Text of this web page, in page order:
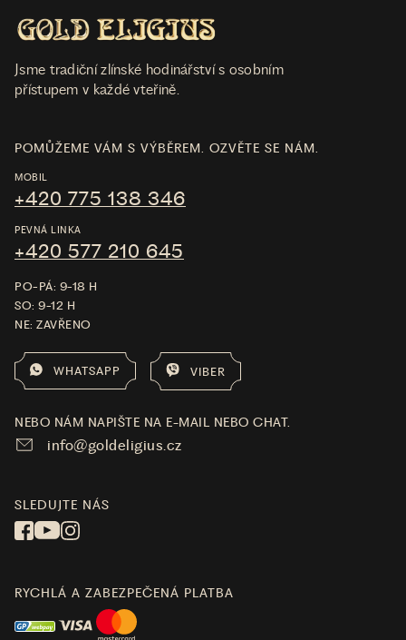
Jsme tradiční zlínské hodinářství s osobním
přístupem v každé vteřině.
POMŮŽEME VÁM S VÝBĚREM. OZVĚTE SE NÁM.
MOBIL
+420 775 138 346
PEVNÁ LINKA
+420 577 210 645
PO-PÁ: 9-18 H
SO: 9-12 H
NE: ZAVŘENO
WHATSAPP VIBER
NEBO NÁM NAPIŠTE NA E-MAIL NEBO CHAT.
info@goldeligius.cz
SLEDUJTE NÁS
RYCHLÁ A ZABEZPEČENÁ PLATBA